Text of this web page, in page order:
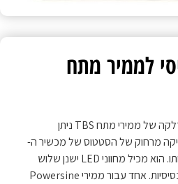
לממיר מתח
מתג הפעלה מרחוק לכיבוי והדלקה של ממירי מתח TBS ניתן
מרחוק של הסטטוס של מכשיר ה-
TBS וכדי להפעיל או לכבות אותו. הוא מכיל מחווני LED ישנן שלוש
גרסאות שונות של שלט רחוק בסיסיות. אחד עבור ממירי Powersine